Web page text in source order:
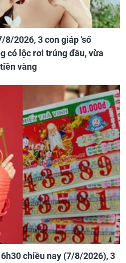
8/2026, 3 con giáp 'số
có lộc rơi trúng đầu, vừa
vàng
chiều nay (7/8/2026), 3